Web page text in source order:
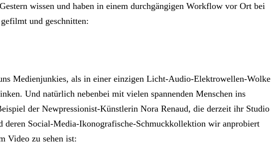
wissen und haben in einem durchgängigen Workflow vor Ort bei
und geschnitten:
Medienjunkies, als in einer einzigen Licht-Audio-Elektrowellen-Wolke
Und natürlich nebenbei mit vielen spannenden Menschen ins
der Newpressionist-Künstlerin Nora Renaud, die derzeit ihr Studio
deren Social-Media-Ikonografische-Schmuckkollektion wir anprobiert
Video zu sehen ist: